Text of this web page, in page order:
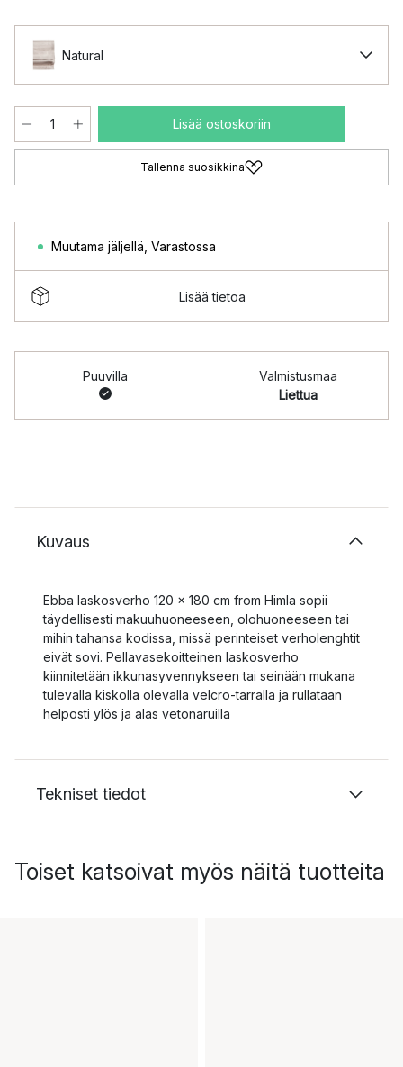
Natural
Lisää ostoskoriin
Tallenna suosikkina
Muutama jäljellä Varastossa
Lisää tietoa
Puuvilla
Valmistusmaa
Liettua
Kuvaus
Ebba laskosverho 120 x 180 cm from Himla sopii
täydellisesti makuuhuoneeseen, olohuoneeseen tai
mihin tahansa kodissa, missä perinteiset verholenghtit
eivät sovi. Pellavasekoitteinen laskosverho
kiinnitetään ikkunasyvennykseen tai seinään mukana
tulevalla kiskolla olevalla velcro-tarralla ja rullataan
helposti ylös ja alas vetonaruilla
Tekniset tiedot
Toiset katsoivat myös näitä tuotteita